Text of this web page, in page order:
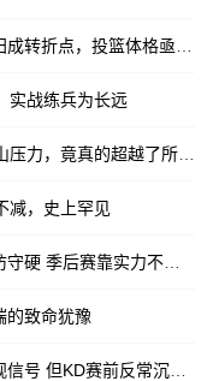
折点，投篮体格亟待升级
实战练兵为长远
，竟真的超越了所有预言
减，史上罕见
季后赛靠实力不是口水
的致命犹豫
KD赛前反常沉默引猜测